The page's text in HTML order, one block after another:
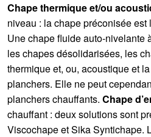
Chape thermique et/ou
niveau : la chape préconisée
Une chape fluide auto-nivelante
les chapes désolidarisées, les
thermique et, ou, acoustique et
planchers. Elle ne peut
planchers chauffants. Chape
chauffant : deux solutions sont
Viscochape et Sika Syntichape.